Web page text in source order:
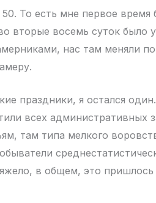
То есть мне первое время
вторые восемь суток было
нас там меняли
праздники, я остался
всех административных
там типа мелкого
в общем, это